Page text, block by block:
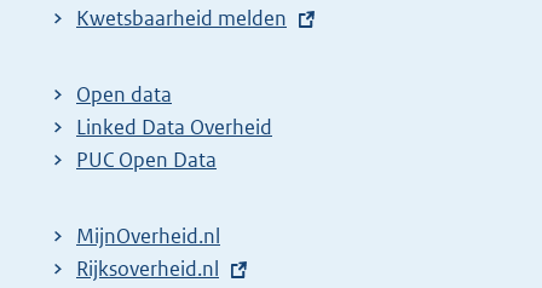
E
t
e
r
l
i
Kwetsbaarheid melden
Open data
Linked Data Overheid
PUC Open Data
MijnOverheid.nl
E
Rijksoverheid.nl